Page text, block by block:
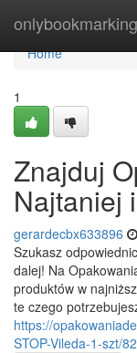
Home
Home
1
Znajduj
Najtaniej
gerardecbx633896
Szukasz
dalej! Na
produktów w
te czego
https://
STOP-Vileda-1-szt/